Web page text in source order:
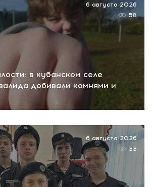
в кубанском селе
добивали камнями и
6 августа 2026
58
6 августа 2026
33